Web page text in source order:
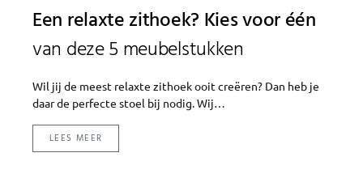
Een relaxte zithoek? Kies voor één
van deze 5 meubelstukken
Wil jij de meest relaxte zithoek ooit creëren? Dan heb je
daar de perfecte stoel bij nodig. Wij…
LEES MEER